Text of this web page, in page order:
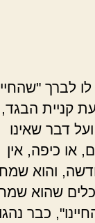
לברך
קניית הבגד,
דבר שאינו
או כיפה, אין
והוא שמח
כלים שהוא
כבר נהגו